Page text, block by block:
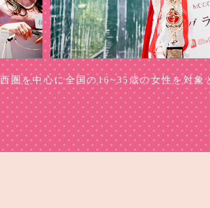
圏を中心に全国の16~35歳の女性を対